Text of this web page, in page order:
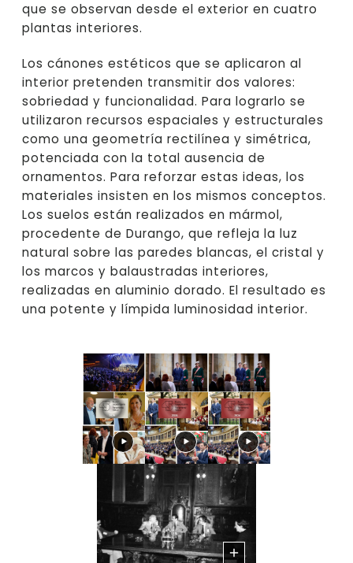
que se observan desde el exterior en cuatro
plantas interiores.
Los cánones estéticos que se aplicaron al
interior pretenden transmitir dos valores:
sobriedad y funcionalidad. Para lograrlo se
utilizaron recursos espaciales y estructurales
como una geometría rectilínea y simétrica,
potenciada con la total ausencia de
ornamentos. Para reforzar estas ideas, los
materiales insisten en los mismos conceptos.
Los suelos están realizados en mármol,
procedente de Durango, que refleja la luz
natural sobre las paredes blancas, el cristal y
los marcos y balaustradas interiores,
realizadas en aluminio dorado. El resultado es
una potente y límpida luminosidad interior.